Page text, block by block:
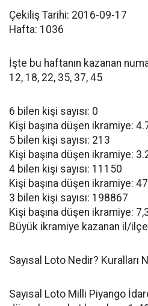
Çekiliş Tarihi: 2016-09-17
Hafta: 1036
İşte bu haftanın kazanan
12, 18, 22, 35, 37, 45
6 bilen kişi sayısı: 0
Kişi başına düşen ikramiye:
5 bilen kişi sayısı: 213
Kişi başına düşen ikramiye:
4 bilen kişi sayısı: 11150
Kişi başına düşen ikramiye:
3 bilen kişi sayısı: 198867
Kişi başına düşen ikramiye:
Büyük ikramiye kazanan il/
Sayısal Loto Nedir? Kuralları
Sayısal Loto Milli Piyango